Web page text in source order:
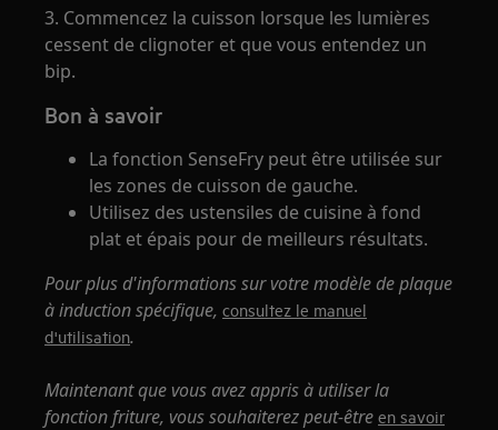
3. Commencez la cuisson lorsque les lumières
cessent de clignoter et que vous entendez un
bip.
Bon à savoir
La fonction SenseFry peut être utilisée sur
les zones de cuisson de gauche.
Utilisez des ustensiles de cuisine à fond
plat et épais pour de meilleurs résultats.
Pour plus d'informations sur votre modèle de plaque
à induction spécifique,consultez le manuel
d'utilisation.
Maintenant que vous avez appris à utiliser la
fonction friture, vous souhaiterez peut-êtreen savoir